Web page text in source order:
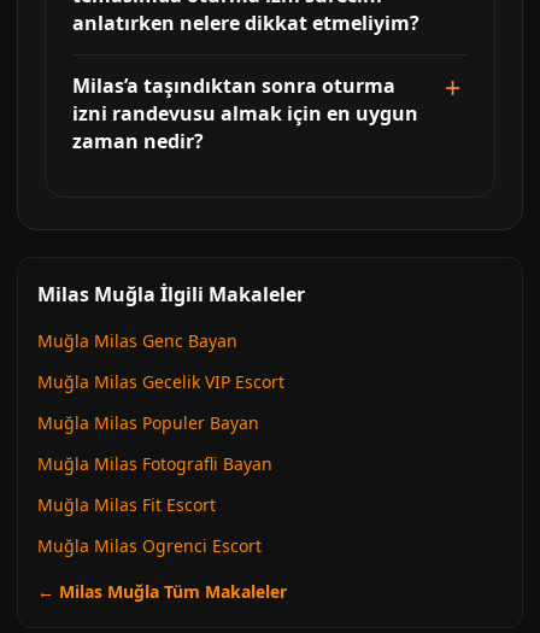
anlatırken nelere dikkat etmeliyim?
Milas’a taşındıktan sonra oturma
izni randevusu almak için en uygun
zaman nedir?
Milas Muğla İlgili Makaleler
Muğla Milas Genc Bayan
Muğla Milas Gecelik VIP Escort
Muğla Milas Populer Bayan
Muğla Milas Fotografli Bayan
Muğla Milas Fit Escort
Muğla Milas Ogrenci Escort
← Milas Muğla Tüm Makaleler